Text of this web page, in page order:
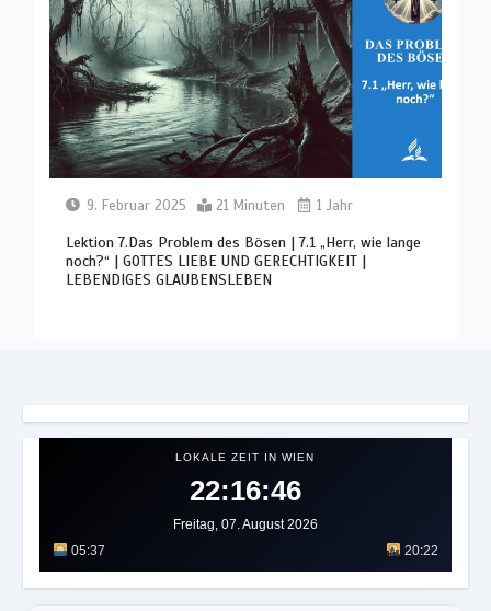
9. Februar 2025 21 Minuten 1 Jahr
Lektion 7.Das Problem des Bösen | 7.1 „Herr, wie lange
noch?“ | GOTTES LIEBE UND GERECHTIGKEIT |
LEBENDIGES GLAUBENSLEBEN
LOKALE ZEIT IN WIEN
22:16:50
Freitag, 07. August 2026
05:37
20:22